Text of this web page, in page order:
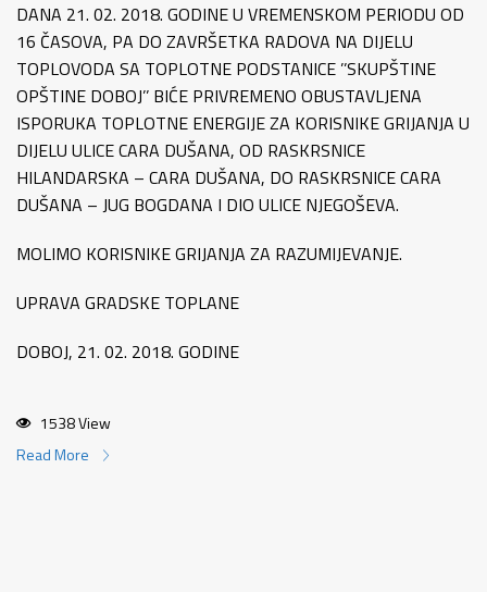
DANA 21. 02. 2018. GODINE U VREMENSKOM PERIODU OD
16 ČASOVA, PA DO ZAVRŠETKA RADOVA NA DIJELU
TOPLOVODA SA TOPLOTNE PODSTANICE ’’SKUPŠTINE
OPŠTINE DOBOJ’’ BIĆE PRIVREMENO OBUSTAVLJENA
ISPORUKA TOPLOTNE ENERGIJE ZA KORISNIKE GRIJANJA U
DIJELU ULICE CARA DUŠANA, OD RASKRSNICE
HILANDARSKA – CARA DUŠANA, DO RASKRSNICE CARA
DUŠANA – JUG BOGDANA I DIO ULICE NJEGOŠEVA.
MOLIMO KORISNIKE GRIJANJA ZA RAZUMIJEVANJE.
UPRAVA GRADSKE TOPLANE
DOBOJ, 21. 02. 2018. GODINE
1538 View
Read More